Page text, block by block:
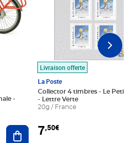
Ajouter au panier
Livraison offerte
La Poste
Collector 4 timbres - Le Petit
- Lettre Verte
20g / France
7,50€